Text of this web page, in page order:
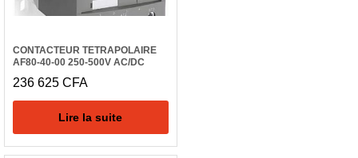
CONTACTEUR TETRAPOLAIRE
AF80-40-00 250-500V AC/DC
236 625 CFA
Lire la suite